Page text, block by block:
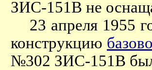
ЗИС-151В не
23 апреля 1955
конструкцию
№302 ЗИС-151В